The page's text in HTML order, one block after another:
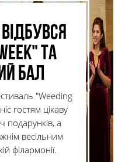
та
бал
"Weeding
гостям цікаву
подарунків, а
весільним
філармонії.